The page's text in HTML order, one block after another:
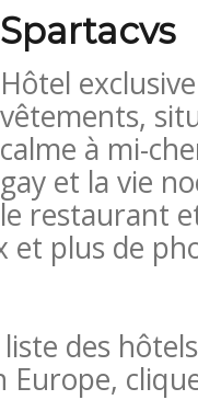
Spartacvs
Hôtel
vêtements,
calme à mi-
gay et la vie
le restaurant
et plus de
des
Europe,